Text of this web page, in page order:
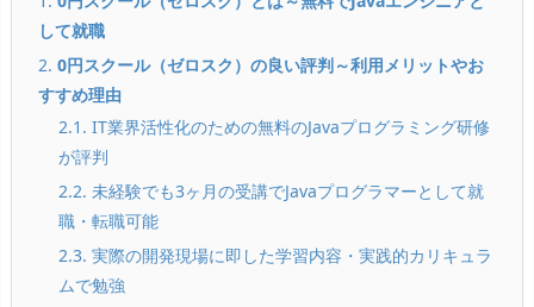
して就職
2. 0円スクール（ゼロスク）の良い評判～利用メリットやお
すすめ理由
2.1. IT業界活性化のための無料のJavaプログラミング研修
が評判
2.2. 未経験でも3ヶ月の受講でJavaプログラマーとして就
職・転職可能
2.3. 実際の開発現場に即した学習内容・実践的カリキュラ
ムで勉強